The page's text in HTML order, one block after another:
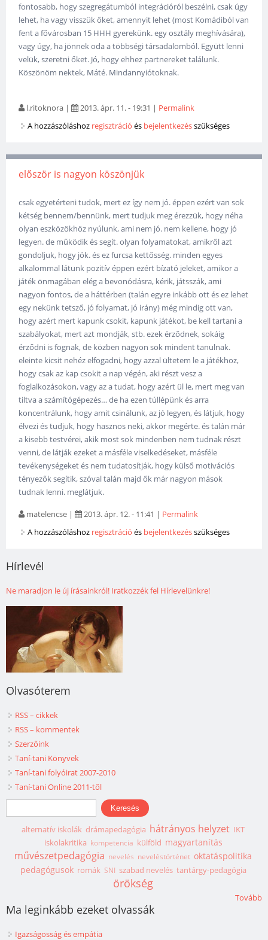
fontosabb, hogy szegregátumból integrációról beszélni, csak úgy
lehet, ha vagy visszük őket, amennyit lehet (most Komádiból van
fent a fővárosban 15 HHH gyerekünk. egy osztály meghívására),
vagy úgy, ha jönnek oda a többségi társadalomból. Együtt lenni
velük, szeretni őket. Jó, hogy ehhez partnereket találunk.
Köszönöm nektek, Máté. Mindannyiótoknak.
l.ritoknora | 2013. ápr. 11. - 19:31 | Permalink
A hozzászóláshoz regisztráció és bejelentkezésszükséges
először is nagyon köszönjük
csak egyetérteni tudok, mert ez így nem jó. éppen ezért van sok
kétség bennem/bennünk, mert tudjuk meg érezzük, hogy néha
olyan eszközökhöz nyúlunk, ami nem jó. nem kellene, hogy jó
legyen. de működik és segít. olyan folyamatokat, amikről azt
gondoljuk, hogy jók. és ez furcsa kettősség. minden egyes
alkalommal látunk pozitív éppen ezért bízató jeleket, amikor a
játék önmagában elég a bevonódásra, kérik, játsszák, ami
nagyon fontos, de a háttérben (talán egyre inkább ott és ez lehet
egy nekünk tetsző, jó folyamat, jó irány) még mindig ott van,
hogy azért mert kapunk csokit, kapunk játékot, be kell tartani a
szabályokat, mert azt mondják, stb. ezek érződnek, sokáig
érződni is fognak, de közben nagyon sok mindent tanulnak.
eleinte kicsit nehéz elfogadni, hogy azzal ültetem le a játékhoz,
hogy csak az kap csokit a nap végén, aki részt vesz a
foglalkozásokon, vagy az a tudat, hogy azért ül le, mert meg van
tiltva a számítógépezés… de ha ezen túllépünk és arra
koncentrálunk, hogy amit csinálunk, az jó legyen, és látjuk, hogy
élvezi és tudjuk, hogy hasznos neki, akkor megérte. és talán már
a kisebb testvérei, akik most sok mindenben nem tudnak részt
venni, de látják ezeket a másféle viselkedéseket, másféle
tevékenységeket és nem tudatosítják, hogy külső motivációs
tényezők segítik, szóval talán majd ők már nagyon mások
tudnak lenni. meglátjuk.
matelencse | 2013. ápr. 12. - 11:41 | Permalink
A hozzászóláshoz regisztráció és bejelentkezésszükséges
Hírlevél
Ne maradjon le új írásainkról! Iratkozzék fel Hírlevelünkre!
Olvasóterem
RSS – cikkek
RSS – kommentek
Szerzőink
Taní-tani Könyvek
Taní-tani folyóirat 2007-2010
Taní-tani Online 2011-től
Keresés űrlap
Keresés
alternatív iskolák drámapedagógia hátrányos helyzet IKT
iskolakritika kompetencia külföld magyartanítás
művészetpedagógia nevelés neveléstörténet oktatáspolitika
pedagógusok romák SNI szabad nevelés tantárgy-pedagógia
örökség
Tovább
Ma leginkább ezeket olvassák
Igazságosság és empátia